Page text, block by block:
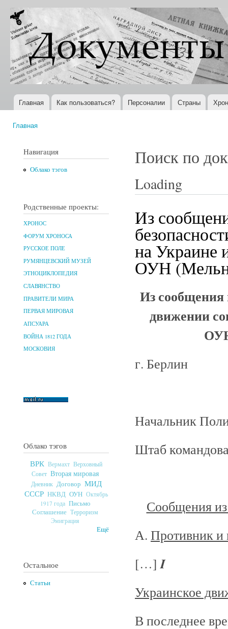
Документы
XX века
Всемирная
история в
Интернете
Главное меню
Главная Как пользоваться? Персоналии Страны
Главная
Навигация
Облако тэгов
Родственные проекты:
ХРОНОС
ФОРУМ ХРОНОСА
РУССКОЕ ПОЛЕ
РУМЯНЦЕВСКИЙ МУЗЕЙ
ЭТНОЦИКЛОПЕДИЯ
СЛАВЯНСТВО
ПРАВИТЕЛИ МИРА
ПЕРВАЯ МИРОВАЯ
АПСУАРА
ВОЙНА 1812 ГОДА
МОСКОВИЯ
Облако тэгов
ВРК Вермахт Верховный
Совет Вторая мировая
Дневник Договор МИД
СССР НКВД ОУН Октябрь
1917 года Письмо
Соглашение Терроризм
Эмиграция
Ещё
Остальное
Статьи
Поиск по
Loading
Из
на Украине
ОУН
Из сообщения
движении
г. Берлин
Начальник
Штаб
Сообщения
А. Противник
[…] I
Украинское
В последнее